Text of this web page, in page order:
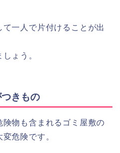
一人で片付けることが出
ょう。
きもの
物も含まれるゴミ屋敷の
危険です。